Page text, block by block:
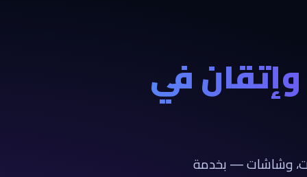
في
وشاشات — بخدمة